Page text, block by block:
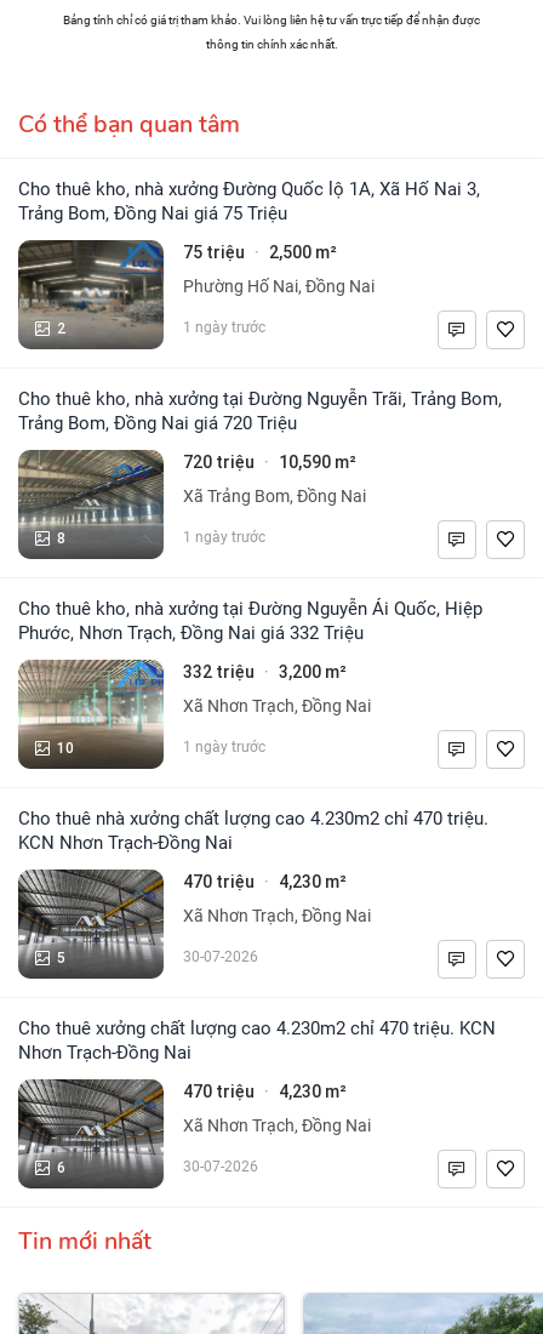
Bảng tính chỉ có giá trị tham khảo. Vui lòng liên hệ tư vấn trực tiếp để nhận được
thông tin chính xác nhất.
Có thể bạn quan tâm
Cho thuê kho, nhà xưởng Đường Quốc lộ 1A, Xã Hố Nai 3,
Trảng Bom, Đồng Nai giá 75 Triệu
2
75 triệu · 2,500 m²
Phường Hố Nai, Đồng Nai
1 ngày trước
Cho thuê kho, nhà xưởng tại Đường Nguyễn Trãi, Trảng Bom,
Trảng Bom, Đồng Nai giá 720 Triệu
8
720 triệu · 10,590 m²
Xã Trảng Bom, Đồng Nai
1 ngày trước
Cho thuê kho, nhà xưởng tại Đường Nguyễn Ái Quốc, Hiệp
Phước, Nhơn Trạch, Đồng Nai giá 332 Triệu
10
332 triệu · 3,200 m²
Xã Nhơn Trạch, Đồng Nai
1 ngày trước
Cho thuê nhà xưởng chất lượng cao 4.230m2 chỉ 470 triệu.
KCN Nhơn Trạch-Đồng Nai
5
470 triệu · 4,230 m²
Xã Nhơn Trạch, Đồng Nai
30-07-2026
Cho thuê xưởng chất lượng cao 4.230m2 chỉ 470 triệu. KCN
Nhơn Trạch-Đồng Nai
6
470 triệu · 4,230 m²
Xã Nhơn Trạch, Đồng Nai
30-07-2026
Tin mới nhất